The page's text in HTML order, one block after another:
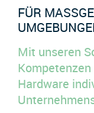
FÜR
Mit unseren
Hardware